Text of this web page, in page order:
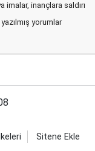
inançlara saldırı
yorumlar
Sitene Ekle